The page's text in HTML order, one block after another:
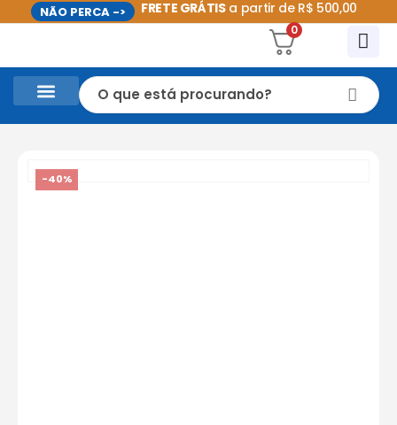
NÃO PERCA -> FRETE GRÁTISa partir de R$ 500,00
0
-40%